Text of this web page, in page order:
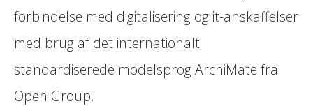
forbindelse med digitalisering og it-anskaffelser
med brug af det internationalt
standardiserede modelsprog ArchiMate fra
Open Group.